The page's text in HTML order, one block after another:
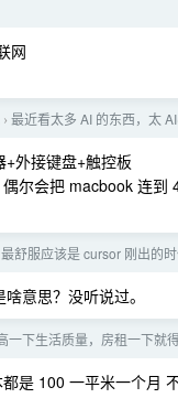
网
› 最近看太多 AI 的东西，太
外接键盘+触控板
尔会把 macbook 连到
最舒服应该是 cursor 刚出的
意思？没听说过。
一下生活质量，房租一下就
是 100 一平米一个月